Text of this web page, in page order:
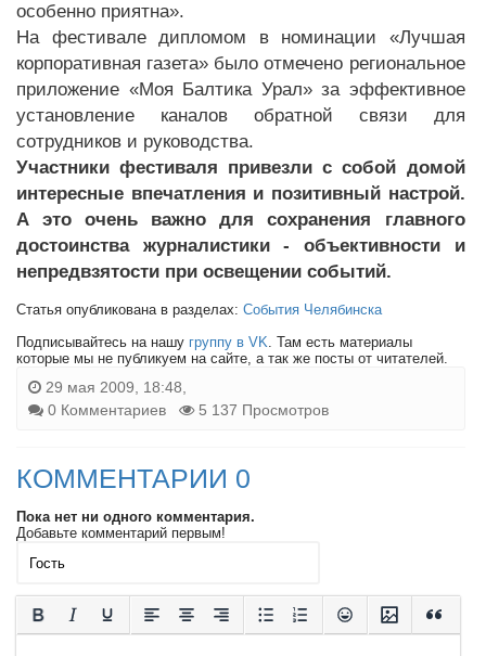
особенно приятна».
На фестивале дипломом в номинации «Лучшая
корпоративная газета» было отмечено региональное
приложение «Моя Балтика Урал» за эффективное
установление каналов обратной связи для
сотрудников и руководства.
Участники фестиваля привезли с собой домой
интересные впечатления и позитивный настрой.
А это очень важно для сохранения главного
достоинства журналистики - объективности и
непредвзятости при освещении событий.
Статья опубликована в разделах: События Челябинска
Подписывайтесь на нашу группу в VK. Там есть материалы
которые мы не публикуем на сайте, а так же посты от читателей.
29 мая 2009, 18:48,
0 Комментариев
5 137 Просмотров
КОММЕНТАРИИ 0
Пока нет ни одного комментария.
Добавьте комментарий первым!